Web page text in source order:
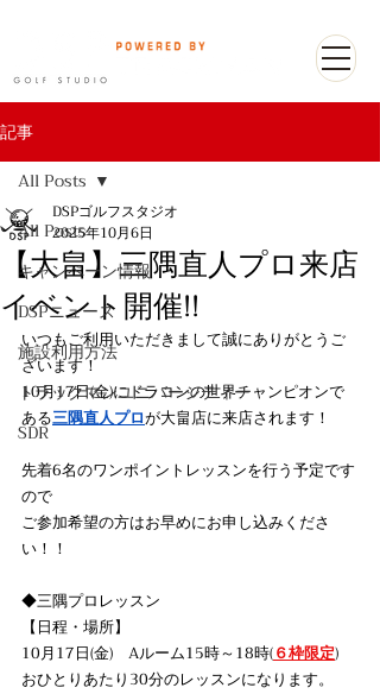
記事
All Posts
キャンペーン情報
DSPニュース
施設利用方法
トラックマンユニバーシティー
SDR
All Posts
【大畠】三隅直人プロ来店
イベント開催!!
DSPゴルフスタジオ
2025年10月6日
いつもご利用いただきまして誠にありがとうご
ざいます！
10月17日(金)にドラコンの世界チャンピオンで
ある三隅直人プロが大畠店に来店されます！
先着6名のワンポイントレッスンを行う予定です
ので
ご参加希望の方はお早めにお申し込みくださ
い！！
◆三隅プロレッスン
【日程・場所】
10月17日(金)　Aルーム15時～18時(６枠限定)
おひとりあたり30分のレッスンになります。